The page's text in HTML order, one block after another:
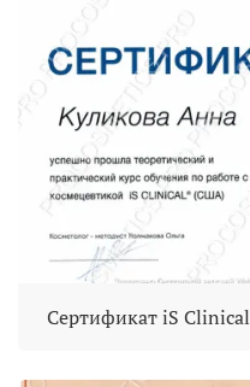
Сертификат iS Clinical